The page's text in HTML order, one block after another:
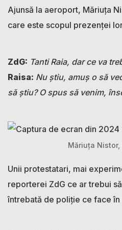
Ajunsă la aeroport, Măriuța
care este scopul prezenței
ZdG: Tanti Raia, dar ce va
Raisa: Nu știu, amuș o să
să știu? O spus să venim,
Măriuța
Unii protestatari, mai
reporterei ZdG ce ar trebui
întrebată de poliție ce face